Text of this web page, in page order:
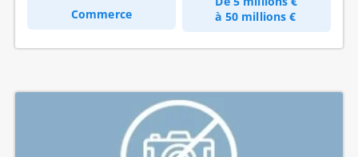
Commerce
à 50 millions €